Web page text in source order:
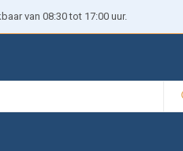
van 08:30 tot 17:00 uur.